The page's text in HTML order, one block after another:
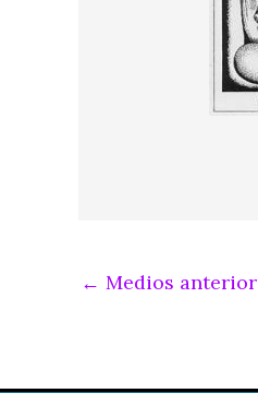
← Medios anterior